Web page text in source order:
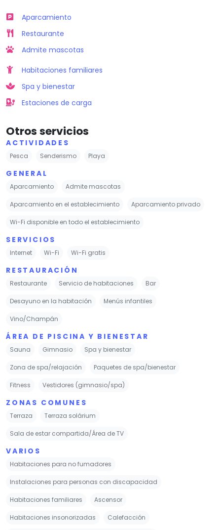
Aparcamiento
Restaurante
Admite mascotas
Habitaciones familiares
Spa y bienestar
Estaciones de carga
Otros servicios
ACTIVIDADES
Pesca Senderismo Playa
GENERAL
Aparcamiento Admite mascotas
Aparcamiento en el establecimiento Aparcamiento privado
Wi-Fi disponible en todo el establecimiento
SERVICIOS
Internet Wi-Fi Wi-Fi gratis
RESTAURACIÓN
Restaurante Servicio de habitaciones Bar
Desayuno en la habitación Menús infantiles
Vino/Champán
ÁREA DE PISCINA Y BIENESTAR
Sauna Gimnasio Spa y bienestar
Zona de spa/relajación Paquetes de spa/bienestar
Fitness Vestidores (gimnasio/spa)
ZONAS COMUNES
Terraza Terraza solárium
Sala de estar compartida/Área de TV
VARIOS
Habitaciones para no fumadores
Instalaciones para personas con discapacidad
Habitaciones familiares Ascensor
Habitaciones insonorizadas Calefacción